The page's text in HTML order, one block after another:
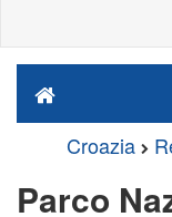
Croazia
Parco